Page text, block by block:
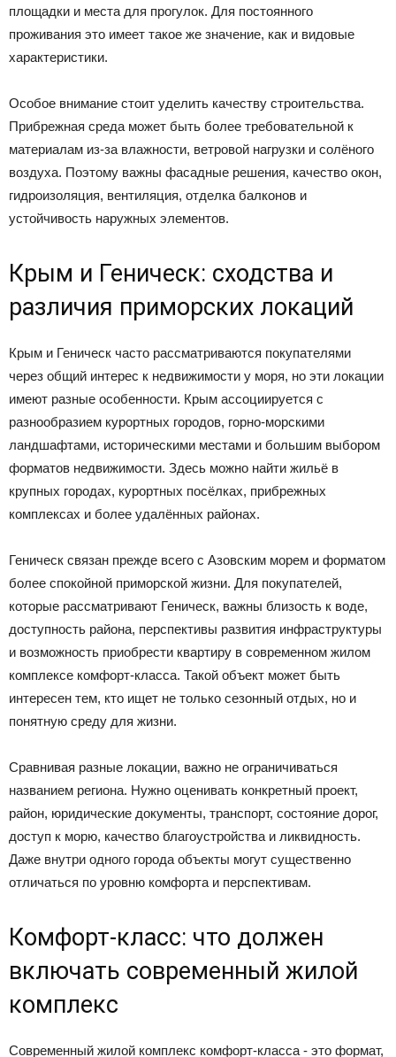
площадки и места для прогулок. Для постоянного
проживания это имеет такое же значение, как и видовые
характеристики.
Особое внимание стоит уделить качеству строительства.
Прибрежная среда может быть более требовательной к
материалам из-за влажности, ветровой нагрузки и солёного
воздуха. Поэтому важны фасадные решения, качество окон,
гидроизоляция, вентиляция, отделка балконов и
устойчивость наружных элементов.
Крым и Геническ: сходства и
различия приморских локаций
Крым и Геническ часто рассматриваются покупателями
через общий интерес к недвижимости у моря, но эти локации
имеют разные особенности. Крым ассоциируется с
разнообразием курортных городов, горно-морскими
ландшафтами, историческими местами и большим выбором
форматов недвижимости. Здесь можно найти жильё в
крупных городах, курортных посёлках, прибрежных
комплексах и более удалённых районах.
Геническ связан прежде всего с Азовским морем и форматом
более спокойной приморской жизни. Для покупателей,
которые рассматривают Геническ, важны близость к воде,
доступность района, перспективы развития инфраструктуры
и возможность приобрести квартиру в современном жилом
комплексе комфорт-класса. Такой объект может быть
интересен тем, кто ищет не только сезонный отдых, но и
понятную среду для жизни.
Сравнивая разные локации, важно не ограничиваться
названием региона. Нужно оценивать конкретный проект,
район, юридические документы, транспорт, состояние дорог,
доступ к морю, качество благоустройства и ликвидность.
Даже внутри одного города объекты могут существенно
отличаться по уровню комфорта и перспективам.
Комфорт-класс: что должен
включать современный жилой
комплекс
Современный жилой комплекс комфорт-класса - это формат,